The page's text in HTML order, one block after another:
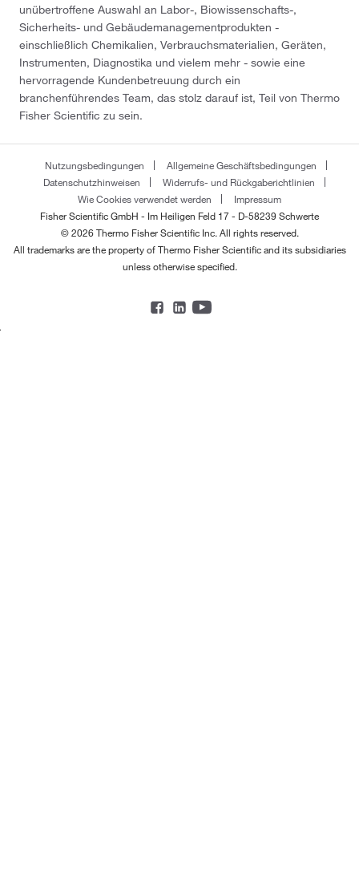
unübertroffene Auswahl an Labor-, Biowissenschafts-,
Sicherheits- und Gebäudemanagementprodukten -
einschließlich Chemikalien, Verbrauchsmaterialien, Geräten,
Instrumenten, Diagnostika und vielem mehr - sowie eine
hervorragende Kundenbetreuung durch ein
branchenführendes Team, das stolz darauf ist, Teil von Thermo
Fisher Scientific zu sein.
Nutzungsbedingungen
Allgemeine Geschäftsbedingungen
Datenschutzhinweisen
Widerrufs- und Rückgaberichtlinien
Wie Cookies verwendet werden
Impressum
Fisher Scientific GmbH - Im Heiligen Feld 17 - D-58239 Schwerte
© 2026 Thermo Fisher Scientific Inc. All rights reserved.
All trademarks are the property of Thermo Fisher Scientific and its subsidiaries
unless otherwise specified.